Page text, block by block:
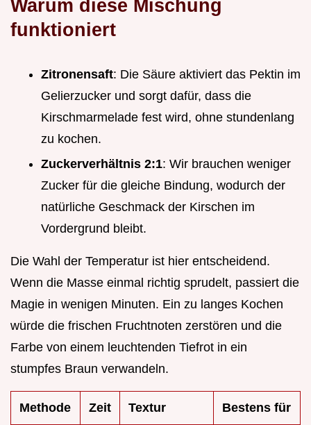
Warum diese Mischung
funktioniert
Zitronensaft: Die Säure aktiviert das Pektin im
Gelierzucker und sorgt dafür, dass die
Kirschmarmelade fest wird, ohne stundenlang
zu kochen.
Zuckerverhältnis 2:1: Wir brauchen weniger
Zucker für die gleiche Bindung, wodurch der
natürliche Geschmack der Kirschen im
Vordergrund bleibt.
Die Wahl der Temperatur ist hier entscheidend.
Wenn die Masse einmal richtig sprudelt, passiert die
Magie in wenigen Minuten. Ein zu langes Kochen
würde die frischen Fruchtnoten zerstören und die
Farbe von einem leuchtenden Tiefrot in ein
stumpfes Braun verwandeln.
Methode Zeit Textur Bestens für